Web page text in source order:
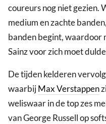
coureurs nog niet gezien.
medium en zachte
banden begint, waardoor
Sainz voor zich moet
De tijden kelderen
waarbijMax Verstappen
weliswaar in de top zes
van George Russell op